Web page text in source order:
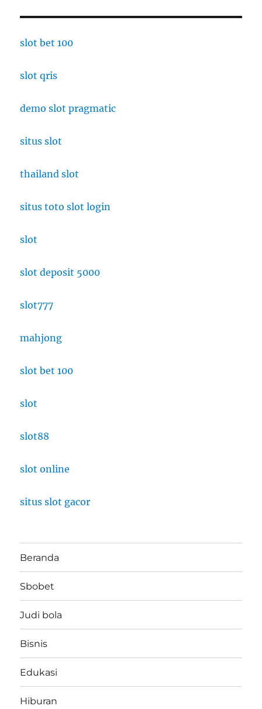
slot bet 100
slot qris
demo slot pragmatic
situs slot
thailand slot
situs toto slot login
slot
slot deposit 5000
slot777
mahjong
slot bet 100
slot
slot88
slot online
situs slot gacor
Beranda
Sbobet
Judi bola
Bisnis
Edukasi
Hiburan